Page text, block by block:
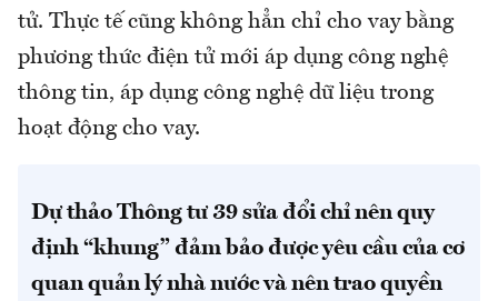
tử. Thực tế cũng không hẳn chỉ cho vay bằng
phương thức điện tử mới áp dụng công nghệ
thông tin, áp dụng công nghệ dữ liệu trong
hoạt động cho vay.
Dự thảo Thông tư 39 sửa đổi chỉ nên quy
định “khung” đảm bảo được yêu cầu của cơ
quan quản lý nhà nước và nên trao quyền